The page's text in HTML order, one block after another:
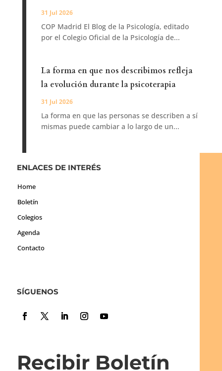
31 Jul 2026
COP Madrid El Blog de la Psicología, editado
por el Colegio Oficial de la Psicología de...
La forma en que nos describimos refleja
la evolución durante la psicoterapia
31 Jul 2026
La forma en que las personas se describen a sí
mismas puede cambiar a lo largo de un...
ENLACES DE INTERÉS
Home
Boletín
Colegios
Agenda
Contacto
SÍGUENOS
Recibir Boletín